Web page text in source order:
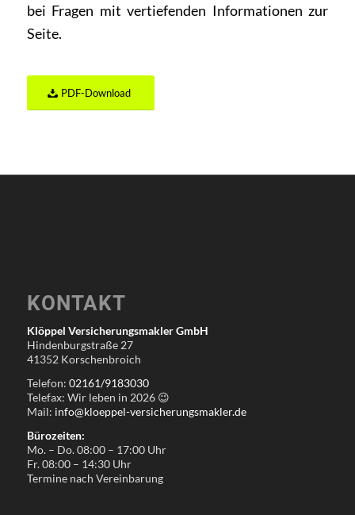
bei Fragen mit vertiefenden Informationen zur
Seite.
PDF-Download
KONTAKT
Klöppel Versicherungsmakler GmbH
Hindenburgstraße 27
41352 Korschenbroich
Telefon: 02161/9183030
Telefax: Wir leben in 2026 😉
Mail: info@kloeppel-versicherungsmakler.de
Bürozeiten:
Mo. – Do. 08:00 – 17:00 Uhr
Fr. 08:00 – 14:30 Uhr
Termine nach Vereinbarung